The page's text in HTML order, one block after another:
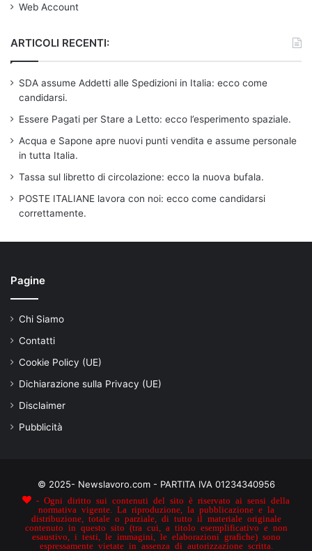
Web Account
ARTICOLI RECENTI:
SDA assume Addetti alle Spedizioni in Italia: ecco come
candidarsi.
Essere Pagati per Stare a Letto: ecco l’esperimento spaziale.
Acqua e Sapone apre nuovi punti vendita e assume personale
in tutta Italia.
Tassa sul libretto di circolazione: ecco la nuova bufala.
POSTE ITALIANE lavora con noi: ecco come candidarsi
correttamente.
Pagine
Chi Siamo
Contatti
Cookie Policy (UE)
Dichiarazione sulla Privacy (UE)
Disclaimer
Pubblicità
© 2025- Newslavoro.com - PARTITA IVA 01234340956
- Ogni diritto sui contenuti del sito è riservato ai sensi della
normativa vigente. La riproduzione, la pubblicazione e la
distribuzione, totale o parziale, di tutto il materiale originale
contenuto in questo sito (tra cui, a titolo esemplificativo e non
esaustivo, i testi, le immagini, le elaborazioni grafiche) sono
espressamente vietate in assenza di autorizzazione scritta.